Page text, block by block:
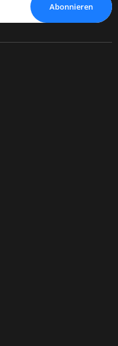
Abonnieren